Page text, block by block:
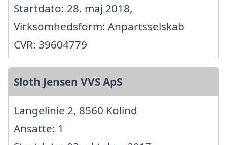
Startdato: 28. maj 2018,
Virksomhedsform: Anpartsselskab
CVR: 39604779
Sloth Jensen VVS ApS
Langelinie 2, 8560 Kolind
Ansatte: 1